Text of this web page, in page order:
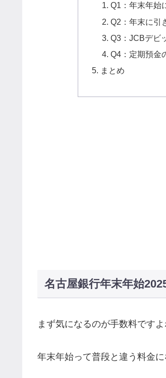
Q1：年末年始
Q2：年末に引
Q3：JCBデビ
Q4：定期預金
まとめ
名古屋銀行年末年始
まず気になるのが手数料ですよ
年末年始って普段と違う料金